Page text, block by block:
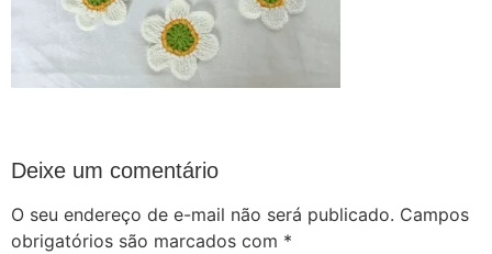
Deixe um comentário
O seu endereço de e-mail não será publicado. Campos
obrigatórios são marcados com *